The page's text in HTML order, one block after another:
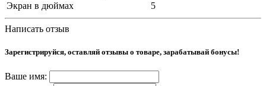
Экран в дюймах
5
Написать отзыв
Зарегистрируйся, оставляй отзывы о товаре, зарабатывай бонусы!
Ваше имя: